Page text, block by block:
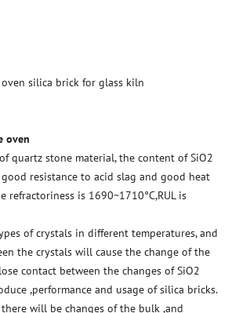
silica brick for glass kiln
oven
quartz stone material, the content of SiO2
resistance to acid slag and good heat
refractoriness is 1690~1710°C,RUL is
of crystals in different temperatures, and
the crystals will cause the change of the
contact between the changes of SiO2
,performance and usage of silica bricks.
will be changes of the bulk ,and